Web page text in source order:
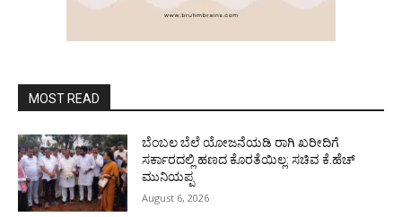
MOST READ
ಬೆಂಬಲ ಬೆಲೆ ಯೋಜನೆಯಡಿ ರಾಗಿ ಖರೀದಿಗೆ
ಸರ್ಕಾರದಲ್ಲಿ ಹಣದ ಕೊರತೆಯಿಲ್ಲ: ಸಚಿವ ಕೆ.ಹೆಚ್
ಮುನಿಯಪ್ಪ
August 6, 2026